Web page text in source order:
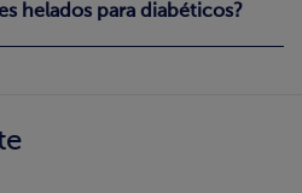
helados para diabéticos?